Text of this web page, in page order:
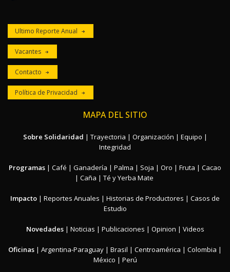
Ultimo Reporte Anual
Vacantes
Contacto
Política de Privacidad
MAPA DEL SITIO
Sobre Solidaridad | Trayectoria | Organización | Equipo |
Integridad
Programas | Café | Ganadería | Palma | Soja | Oro | Fruta | Cacao
| Caña | Té y Yerba Mate
Impacto | Reportes Anuales | Historias de Productores | Casos de
Estudio
Novedades| Noticias | Publicaciones | Opinion | Videos
Oficinas | Argentina-Paraguay | Brasil | Centroamérica | Colombia |
México | Perú